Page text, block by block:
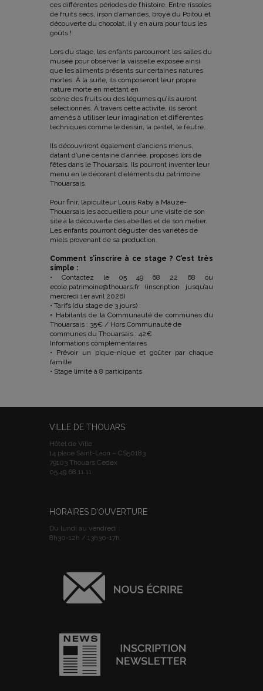
ces différentes périodes de l’histoire. Entre rissoles
de fruits secs, irson d’amandes, broyé du Poitou et
découverte du chocolat, il y en aura pour tous les
goûts !
Lors du stage, les enfants parcourront les salles du
musée pour observer la vaisselle exposée ainsi
que les aliments présents sur certaines natures
mortes. À la suite, ils composeront leur propre
nature morte en mettant en
scène des fruits ou des légumes qu’ils auront
sélectionnés. À travers cette activité, ils seront
amenés à utiliser leur imagination et différentes
techniques comme le dessin, la pastel, le feutre…
Ils découvriront également d’anciens menus,
datant d’une centaine d’année, proposés lors de
fêtes dans le Thouarsais. Ils pourront inventer leur
menu en le décorant d’éléments du patrimoine
Thouarsais.
Pour finir, l’apiculteur Louis Raby à Mauzé-
Thouarsais les accueillera pour une visite de son
site à la découverte des abeilles et de son métier.
Les enfants pourront déguster des variétés de
miels provenant de sa production.
Comment s’inscrire à ce stage ? C’est très
simple :
• Contactez le 05 49 68 22 68 ou
ecole.patrimoine@thouars.fr (inscription jusqu’au
mercredi 1er avril 2026)
• Tarifs (du stage de 3 jours) :
◦ Habitants de la Communauté de communes du
Thouarsais : 35€ / Hors Communauté de
communes du Thouarsais : 42€
Informations complémentaires
• Prévoir un pique-nique et goûter par chaque
famille
• Stage limité à 8 participants
VILLE DE THOUARS
Hôtel de Ville
14 place Saint-Laon – CS50183
79103 Thouars Cedex
05.49.68.11.11
HORAIRES D’OUVERTURE
Du lundi au vendredi :
8h30-12h / 13h30-17h